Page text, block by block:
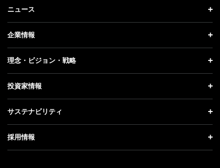
ニュース
ニュース トップ
プレスリリース
更新情報
記者説明会
企業情報
企業情報 トップ
社長メッセージ
事業紹介
ガバナンス
理念・ビジョン・戦略
理念・ビジョン・戦略 トップ
成長戦略「Activate AI for Society」
人材戦略
投資家情報
投資家情報 トップ
経営方針
サステナビリティ
サステナビリティ トップ
トップメッセージ
採用情報